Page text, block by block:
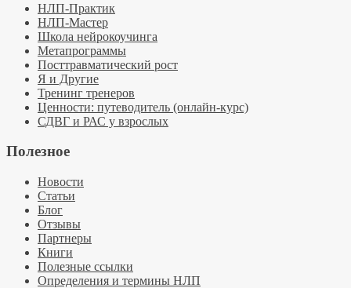
НЛП-Практик
НЛП-Мастер
Школа нейрокоучинга
Метапрограммы
Посттравматический рост
Я и Другие
Тренинг тренеров
Ценности: путеводитель (онлайн-курс)
СДВГ и РАС у взрослых
Полезное
Новости
Статьи
Блог
Отзывы
Партнеры
Книги
Полезные ссылки
Определения и термины НЛП